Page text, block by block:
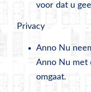
voor dat u
Privacy
Anno Nu
Anno Nu met
omgaat.